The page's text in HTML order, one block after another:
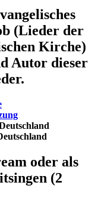
(Lieder der
Kirche)
Autor dieser
oder als
(2